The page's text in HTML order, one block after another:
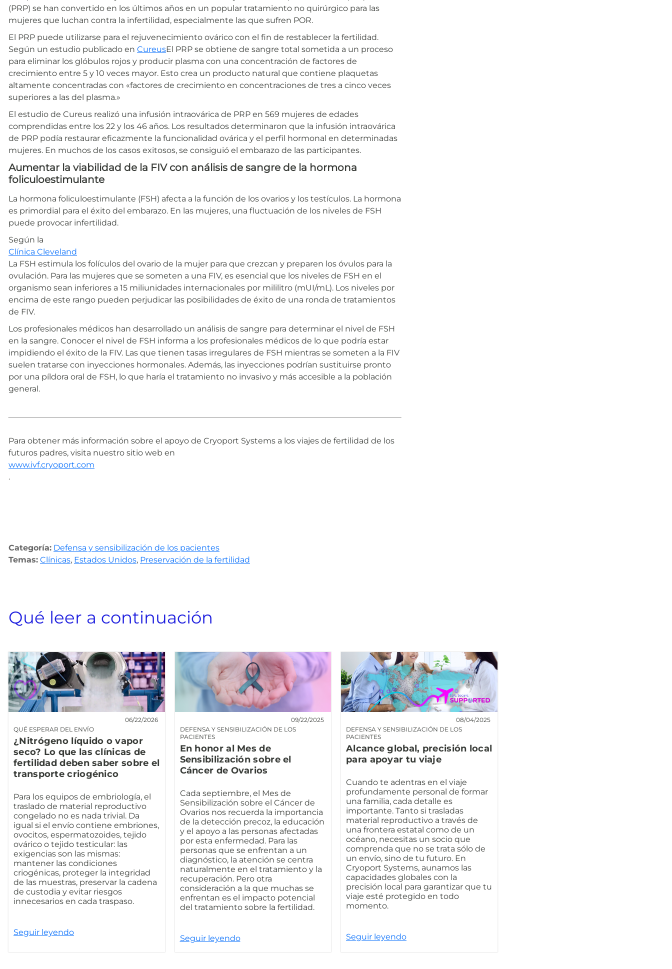
(PRP) se han convertido en los últimos años en un popular tratamiento no quirúrgico para las
mujeres que luchan contra la infertilidad, especialmente las que sufren POR.
El PRP puede utilizarse para el rejuvenecimiento ovárico con el fin de restablecer la fertilidad.
Según un estudio publicado en CureusEl PRP se obtiene de sangre total sometida a un proceso
para eliminar los glóbulos rojos y producir plasma con una concentración de factores de
crecimiento entre 5 y 10 veces mayor. Esto crea un producto natural que contiene plaquetas
altamente concentradas con «factores de crecimiento en concentraciones de tres a cinco veces
superiores a las del plasma.»
El estudio de Cureus realizó una infusión intraovárica de PRP en 569 mujeres de edades
comprendidas entre los 22 y los 46 años. Los resultados determinaron que la infusión intraovárica
de PRP podía restaurar eficazmente la funcionalidad ovárica y el perfil hormonal en determinadas
mujeres. En muchos de los casos exitosos, se consiguió el embarazo de las participantes.
Aumentar la viabilidad de la FIV con análisis de sangre de la hormona
foliculoestimulante
La hormona foliculoestimulante (FSH) afecta a la función de los ovarios y los testículos. La hormona
es primordial para el éxito del embarazo. En las mujeres, una fluctuación de los niveles de FSH
puede provocar infertilidad.
Según la
Clínica Cleveland
La FSH estimula los folículos del ovario de la mujer para que crezcan y preparen los óvulos para la
ovulación. Para las mujeres que se someten a una FIV, es esencial que los niveles de FSH en el
organismo sean inferiores a 15 miliunidades internacionales por mililitro (mUI/mL). Los niveles por
encima de este rango pueden perjudicar las posibilidades de éxito de una ronda de tratamientos
de FIV.
Los profesionales médicos han desarrollado un análisis de sangre para determinar el nivel de FSH
en la sangre. Conocer el nivel de FSH informa a los profesionales médicos de lo que podría estar
impidiendo el éxito de la FIV. Las que tienen tasas irregulares de FSH mientras se someten a la FIV
suelen tratarse con inyecciones hormonales. Además, las inyecciones podrían sustituirse pronto
por una píldora oral de FSH, lo que haría el tratamiento no invasivo y más accesible a la población
general.
Para obtener más información sobre el apoyo de Cryoport Systems a los viajes de fertilidad de los
futuros padres, visita nuestro sitio web en
www.ivf.cryoport.com
.
Categoría: Defensa y sensibilización de los pacientes
Temas: Clínicas, Estados Unidos, Preservación de la fertilidad
Qué leer a continuación
QUÉ ESPERAR DEL ENVÍO
06/22/2026
¿Nitrógeno líquido o vapor
seco? Lo que las clínicas de
fertilidad deben saber sobre el
transporte criogénico
Para los equipos de embriología, el
traslado de material reproductivo
congelado no es nada trivial. Da
igual si el envío contiene embriones,
ovocitos, espermatozoides, tejido
ovárico o tejido testicular: las
exigencias son las mismas:
mantener las condiciones
criogénicas, proteger la integridad
de las muestras, preservar la cadena
de custodia y evitar riesgos
innecesarios en cada traspaso.
Seguir leyendo
DEFENSA Y SENSIBILIZACIÓN DE LOS
PACIENTES
09/22/2025
En honor al Mes de
Sensibilización sobre el
Cáncer de Ovarios
Cada septiembre, el Mes de
Sensibilización sobre el Cáncer de
Ovarios nos recuerda la importancia
de la detección precoz, la educación
y el apoyo a las personas afectadas
por esta enfermedad. Para las
personas que se enfrentan a un
diagnóstico, la atención se centra
naturalmente en el tratamiento y la
recuperación. Pero otra
consideración a la que muchas se
enfrentan es el impacto potencial
del tratamiento sobre la fertilidad.
Seguir leyendo
DEFENSA Y SENSIBILIZACIÓN DE LOS
PACIENTES
08/04/2025
Alcance global, precisión local
para apoyar tu viaje
Cuando te adentras en el viaje
profundamente personal de formar
una familia, cada detalle es
importante. Tanto si trasladas
material reproductivo a través de
una frontera estatal como de un
océano, necesitas un socio que
comprenda que no se trata sólo de
un envío, sino de tu futuro. En
Cryoport Systems, aunamos las
capacidades globales con la
precisión local para garantizar que tu
viaje esté protegido en todo
momento.
Seguir leyendo